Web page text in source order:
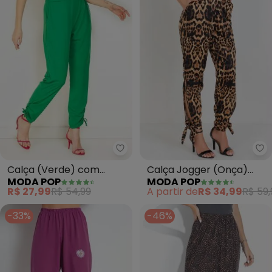
Moda Pop - Calça (Verde)
Calça (Verde) com
Franzidos e Detalhes na
Perna
MODA POP
R$ 27,99R$ 54,99
Calça Jogger (Onça)
com Fendas e
Amarração
MODA POP
A partir deR$ 34,99R$
-33%
-46%